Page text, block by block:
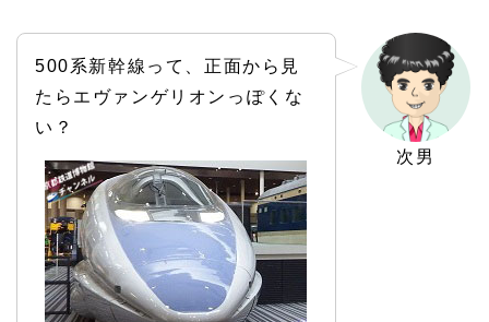
次男
500系新幹線って、正面から見
たらエヴァンゲリオンっぽくな
い？